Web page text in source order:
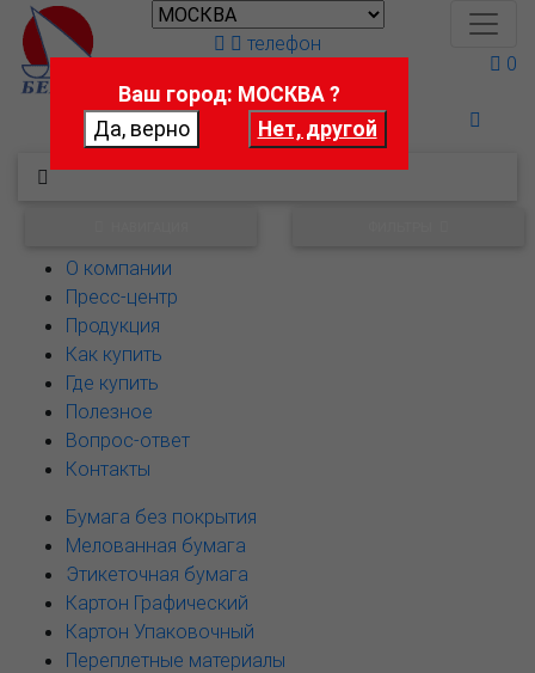
Поможем выбрать
телефон
0
О компании
Пресс-центр
Продукция
Как купить
Где купить
Полезное
Вопрос-ответ
Контакты
Бумага без покрытия
Мелованная бумага
Этикеточная бумага
Картон Графический
Картон Упаковочный
Переплетные материалы
Ваш город: МОСКВА ?